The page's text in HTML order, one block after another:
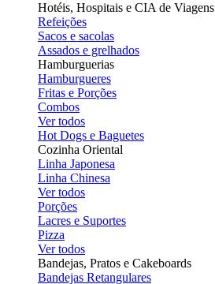
Hotéis, Hospitais e CIA de Viagens
Refeições
Sacos e sacolas
Assados e grelhados
Hamburguerias
Hamburgueres
Fritas e Porções
Combos
Ver todos
Hot Dogs e Baguetes
Cozinha Oriental
Linha Japonesa
Linha Chinesa
Ver todos
Porções
Lacres e Suportes
Pizza
Ver todos
Bandejas, Pratos e Cakeboards
Bandejas Retangulares